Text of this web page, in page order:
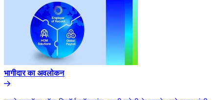
भागीदार का अवलोकन​​